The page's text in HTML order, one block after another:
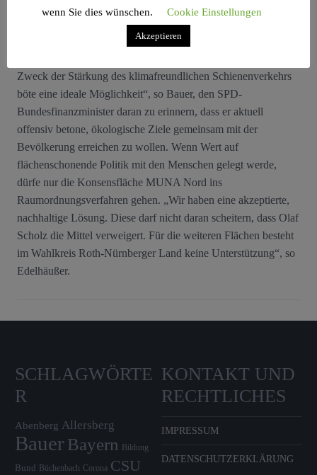
gemeinsam mit den Kommunen auf DB und BImA mit der
Aussage zutreten: MUNA Nord – oder nix!
Zweck der Stärkung des klimafreundlichen Schienenverkehrs
böte eine ideale Möglichkeit“, so Bauer, den SPD-
Bundesfinanzminister daran zu erinnern, dass er aktuell
offensiv betone, ökologische Ziele gemeinsam mit der
Bevölkerung erreichen zu wollen. Wenn Wert auf
flächenschonende Politik mit den Menschen gelegt werde,
dürfe nur die Konsensfläche MUNA Nord ins
Raumordnungsverfahren gehen. „Wir haben eine akzeptierte,
nachhaltige Lösung. Diese darf nicht daran scheitern, dass Olaf
Scholz die Mittel verweigert. Für die weiteren Flächen besteht
im Wahlkreis Roth-Nürnberger Land keine Unterstützung“, so
Edelhäußer.
SCHLAGWÖRTE
R
Abenberg Allersberg
Bauer Bayern Bildung
Bund Büchenbach Corona CSU
KONTAKT UND
RECHTLICHES
IMPRESSUM
DATENSCHUTZERKLÄRUNG
wenn Sie dies wünschen.
Cookie Einstellungen
Akzeptieren